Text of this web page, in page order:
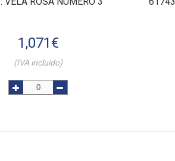
1,071€
(IVA incluido)